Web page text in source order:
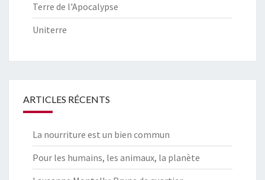
Terre de l'Apocalypse
Uniterre
ARTICLES RÉCENTS
La nourriture est un bien commun
Pour les humains, les animaux, la planète